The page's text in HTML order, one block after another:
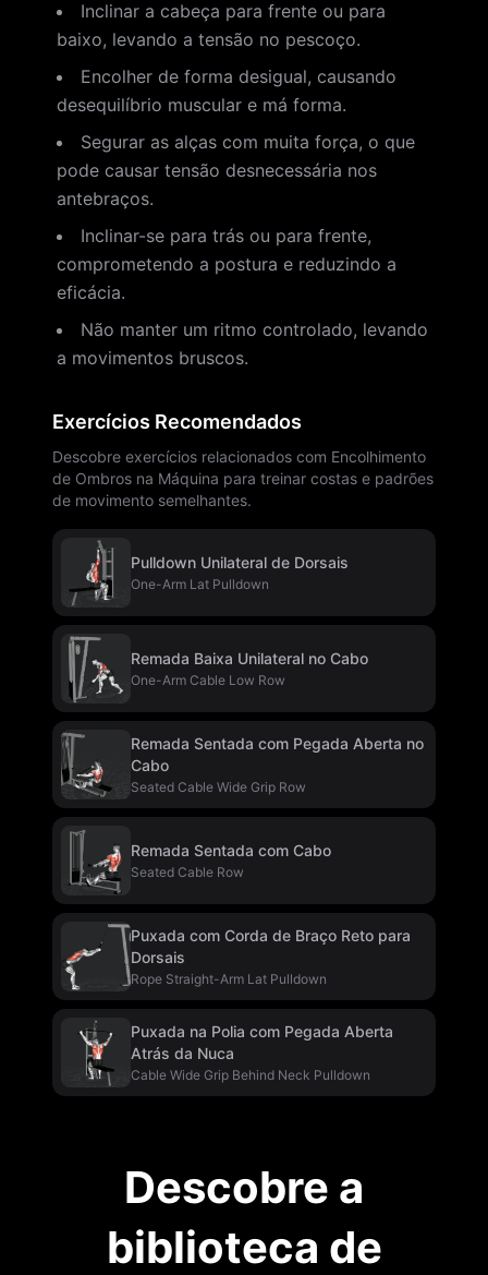
Inclinar a cabeça para frente ou para
baixo, levando a tensão no pescoço.
Encolher de forma desigual, causando
desequilíbrio muscular e má forma.
Segurar as alças com muita força, o que
pode causar tensão desnecessária nos
antebraços.
Inclinar-se para trás ou para frente,
comprometendo a postura e reduzindo a
eficácia.
Não manter um ritmo controlado, levando
a movimentos bruscos.
Exercícios Recomendados
Descobre exercícios relacionados com Encolhimento
de Ombros na Máquina para treinar costas e padrões
de movimento semelhantes.
Pulldown Unilateral de Dorsais
One-Arm Lat Pulldown
Remada Baixa Unilateral no Cabo
One-Arm Cable Low Row
Remada Sentada com Pegada Aberta no
Cabo
Seated Cable Wide Grip Row
Remada Sentada com Cabo
Seated Cable Row
Puxada com Corda de Braço Reto para
Dorsais
Rope Straight-Arm Lat Pulldown
Puxada na Polia com Pegada Aberta
Atrás da Nuca
Cable Wide Grip Behind Neck Pulldown
Descobre a
biblioteca de